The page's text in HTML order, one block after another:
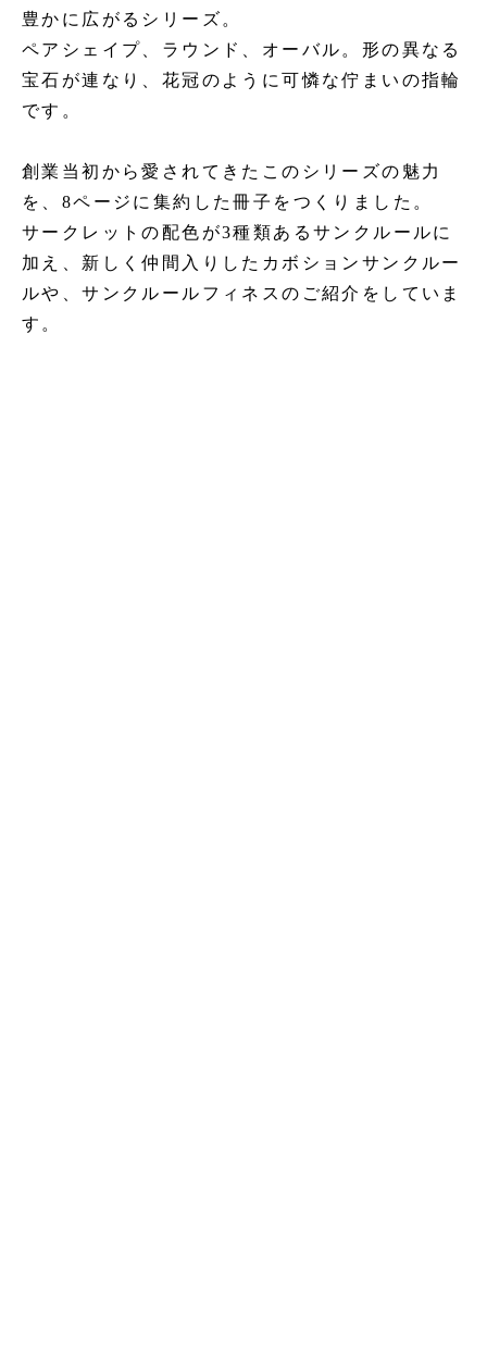
豊かに広がるシリーズ。
ペアシェイプ、ラウンド、オーバル。形の異なる
宝石が連なり、花冠のように可憐な佇まいの指輪
です。
創業当初から愛されてきたこのシリーズの魅力
を、8ページに集約した冊子をつくりました。
サークレットの配色が3種類あるサンクルールに
加え、新しく仲間入りしたカボションサンクルー
ルや、サンクルールフィネスのご紹介をしていま
す。